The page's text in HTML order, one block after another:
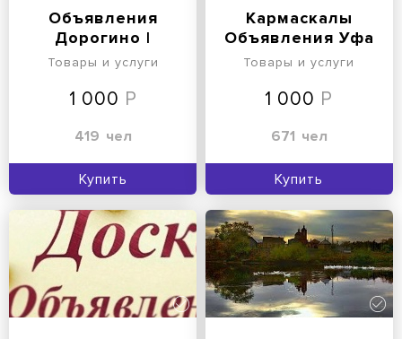
Объявления
Дорогино |
Уфимский район
Товары и услуги
1 000
419 чел
Купить
Кармаскалы
Объявления Уфа
Товары и услуги
1 000
671 чел
Купить